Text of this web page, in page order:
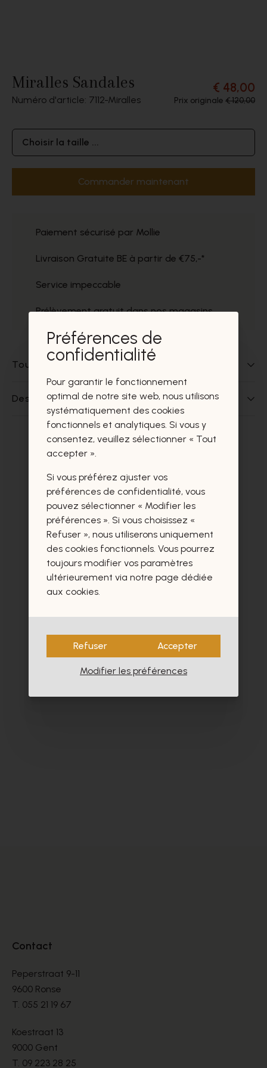
Miralles Sandales
Numéro d'article: 7112 Miralles
€ 48,00
Prix originale € 120,00
Choisir la taille ...
Commander maintenant
Paiement sécurisé par Mollie
Livraison Gratuite BE à partir de €75,-*
Service impeccable
Prélèvement gratuit dans nos magasins
Tout sur ce produit
Des questions sur ce produit?
Ces produits vous intéresseront
certainement aussi.
- 30%
Contact
Peperstraat 9-11
9600 Ronse
T. 055 21 19 67
Koestraat 13
9000 Gent
T. 09 223 28 25
Préférences de
confidentialité
Pour garantir le fonctionnement
optimal de notre site web, nous utilisons
systématiquement des cookies
fonctionnels et analytiques. Si vous y
consentez, veuillez sélectionner « Tout
accepter ».
Si vous préférez ajuster vos
préférences de confidentialité, vous
pouvez sélectionner « Modifier les
préférences ». Si vous choisissez «
Refuser », nous utiliserons uniquement
des cookies fonctionnels. Vous pourrez
toujours modifier vos paramètres
ultérieurement via notre page dédiée
aux cookies.
Refuser Accepter
Modifier les préférences